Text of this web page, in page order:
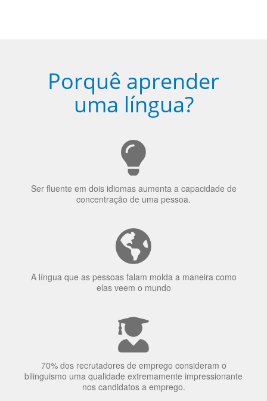
Porquê aprender
uma língua?
Ser fluente em dois idiomas aumenta a capacidade de
concentração de uma pessoa.
A língua que as pessoas falam molda a maneira como
elas veem o mundo
70% dos recrutadores de emprego consideram o
bilinguismo uma qualidade extremamente impressionante
nos candidatos a emprego.